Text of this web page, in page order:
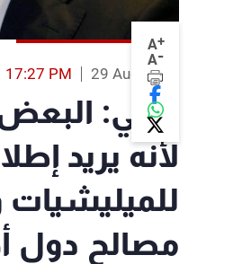
A+
A-
29 Aug 2023
17:27 PM
ريفي:
لأنّه يريد
للميليشيات
مصالح دول